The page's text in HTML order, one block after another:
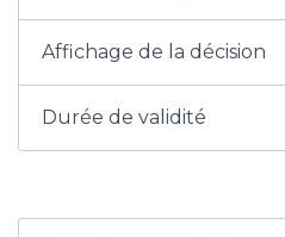
Affichage de la décision
Durée de validité